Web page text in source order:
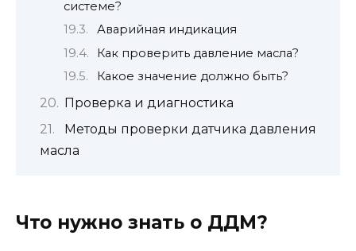
системе?
Аварийная индикация
Как проверить давление масла?
Какое значение должно быть?
Проверка и диагностика
Методы проверки датчика давления
масла
Что нужно знать о ДДМ?